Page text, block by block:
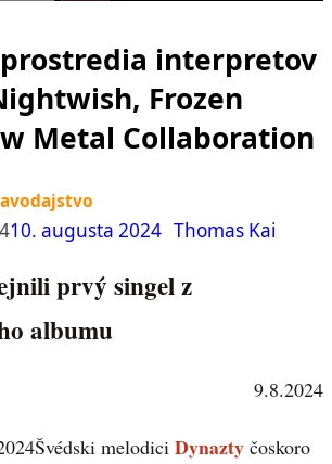
interpretov
Frozen
Metal Collaboration
10. augusta 2024 Thomas Kai
prvý singel z
albumu
9.8.2024
Švédski melodici Dynazty čoskoro